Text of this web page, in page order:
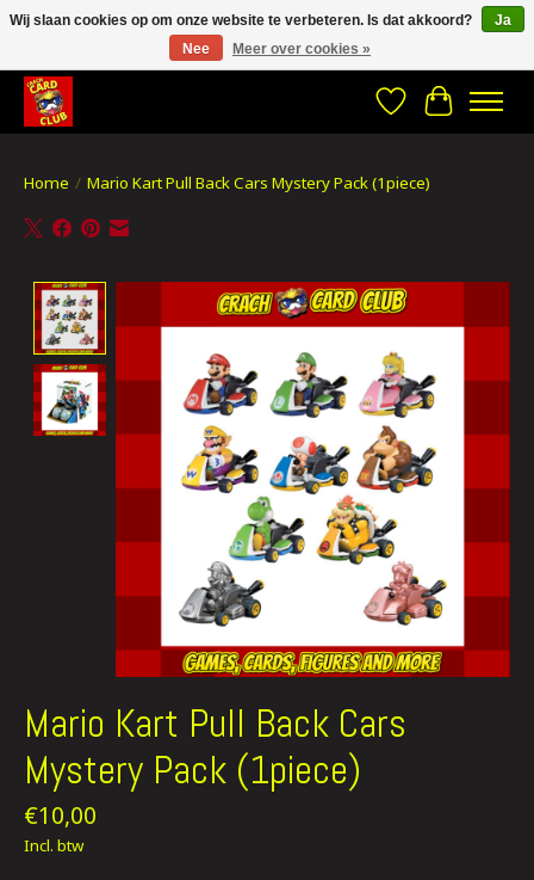
CRACH CARD CLUB , The best place to Geek out!
Verlanglijst
Home / Mario Kart Pull Back Cars Mystery Pack (1piece)
Product image slideshow Items
Mario Kart Pull Back Cars
Mystery Pack (1piece)
€10,00
Incl. btw
Wij slaan cookies op om onze website te verbeteren. Is dat akkoord?
Ja
Nee
Meer over cookies »